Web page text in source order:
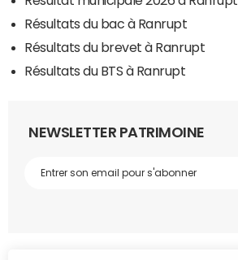
Résultats du bac à Ranrupt
Résultats du brevet à Ranrupt
Résultats du BTS à Ranrupt
NEWSLETTER PATRIMOINE